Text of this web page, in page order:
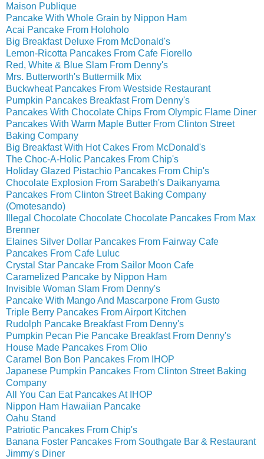
Maison Publique
Pancake With Whole Grain by Nippon Ham
Acai Pancake From Holoholo
Big Breakfast Deluxe From McDonald's
Lemon-Ricotta Pancakes From Cafe Fiorello
Red, White & Blue Slam From Denny's
Mrs. Butterworth's Buttermilk Mix
Buckwheat Pancakes From Westside Restaurant
Pumpkin Pancakes Breakfast From Denny's
Pancakes With Chocolate Chips From Olympic Flame Diner
Pancakes With Warm Maple Butter From Clinton Street
Baking Company
Big Breakfast With Hot Cakes From McDonald's
The Choc-A-Holic Pancakes From Chip's
Holiday Glazed Pistachio Pancakes From Chip's
Chocolate Explosion From Sarabeth's Daikanyama
Pancakes From Clinton Street Baking Company
(Omotesando)
Illegal Chocolate Chocolate Chocolate Pancakes From Max
Brenner
Elaines Silver Dollar Pancakes From Fairway Cafe
Pancakes From Cafe Luluc
Crystal Star Pancake From Sailor Moon Cafe
Caramelized Pancake by Nippon Ham
Invisible Woman Slam From Denny's
Pancake With Mango And Mascarpone From Gusto
Triple Berry Pancakes From Airport Kitchen
Rudolph Pancake Breakfast From Denny's
Pumpkin Pecan Pie Pancake Breakfast From Denny's
House Made Pancakes From Olio
Caramel Bon Bon Pancakes From IHOP
Japanese Pumpkin Pancakes From Clinton Street Baking
Company
All You Can Eat Pancakes At IHOP
Nippon Ham Hawaiian Pancake
Oahu Stand
Patriotic Pancakes From Chip's
Banana Foster Pancakes From Southgate Bar & Restaurant
Jimmy's Diner